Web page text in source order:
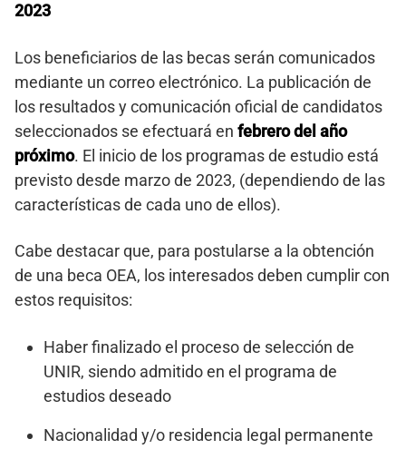
2023
Los beneficiarios de las becas serán comunicados
mediante un correo electrónico. La publicación de
los resultados y comunicación oficial de candidatos
seleccionados se efectuará en febrero del año
próximo. El inicio de los programas de estudio está
previsto desde marzo de 2023, (dependiendo de las
características de cada uno de ellos).
Cabe destacar que, para postularse a la obtención
de una beca OEA, los interesados deben cumplir con
estos requisitos:
Haber finalizado el proceso de selección de
UNIR, siendo admitido en el programa de
estudios deseado
Nacionalidad y/o residencia legal permanente